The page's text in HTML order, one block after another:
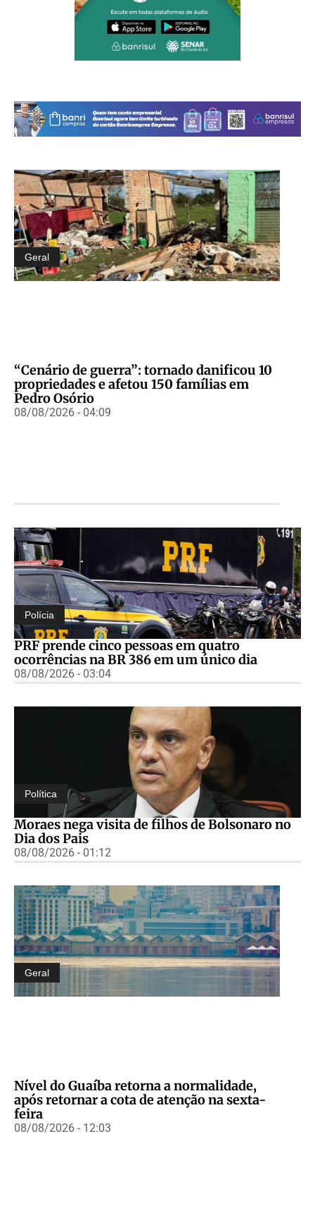
Geral
“Cenário de guerra”: tornado danificou 10
propriedades e afetou 150 famílias em
Pedro Osório
08/08/2026 - 04:09
Polícia
PRF prende cinco pessoas em quatro
ocorrências na BR 386 em um único dia
08/08/2026 - 03:04
Política
Moraes nega visita de filhos de Bolsonaro no
Dia dos Pais
08/08/2026 - 01:12
Geral
Nível do Guaíba retorna a normalidade,
após retornar a cota de atenção na sexta-
feira
08/08/2026 - 12:03